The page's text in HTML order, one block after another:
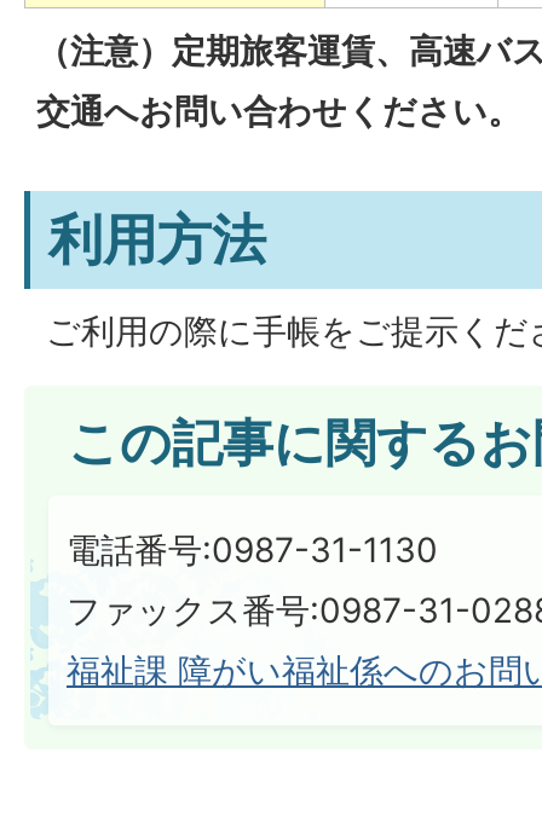
（注意）定期旅客運賃、高速バ
交通へお問い合わせください。
利用方法
ご利用の際に手帳をご提示くだ
この記事に関する
電話番号:0987-31-1130
ファックス番号:0987-31-
福祉課 障がい福祉係へのお問